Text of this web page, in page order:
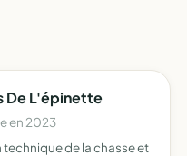
De L'épinette
en 2023
de la chasse et